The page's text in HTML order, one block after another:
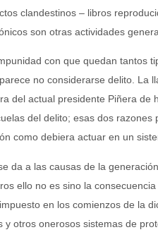
clandestinos – libros
son otras actividades
con que quedan tantos
no considerarse delito. La
del actual presidente Piñera de
del delito; esas dos
como debiera actuar en un
da a las causas de la
ello no es sino la
en los comienzos de la
y otros onerosos sistemas de